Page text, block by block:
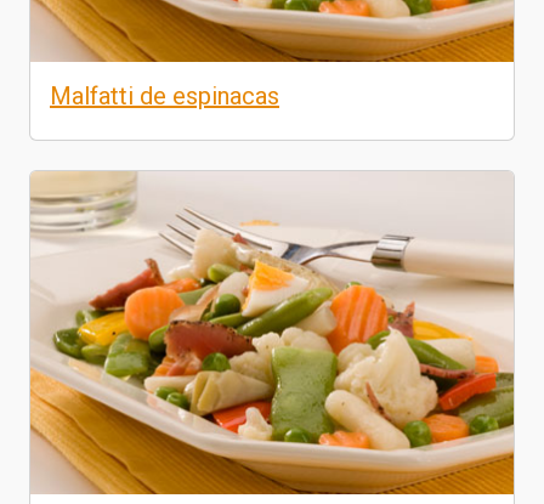
Malfatti de espinacas